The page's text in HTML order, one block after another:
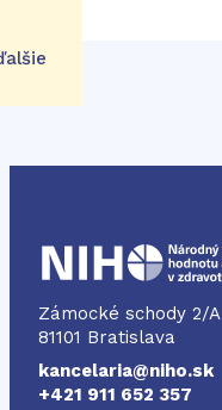
NIHO
Zámocké schody 2/A
81101 Bratislava
kancelaria@niho.sk
+421 911 652 357